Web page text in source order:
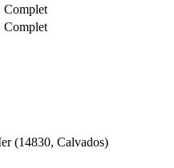
Complet
Complet
(14830, Calvados)